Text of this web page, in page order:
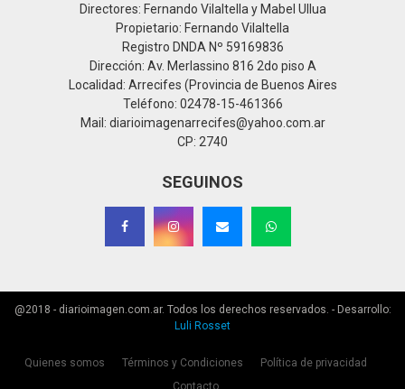
Directores: Fernando Vilaltella y Mabel Ullua
Propietario: Fernando Vilaltella
Registro DNDA Nº 59169836
Dirección: Av. Merlassino 816 2do piso A
Localidad: Arrecifes (Provincia de Buenos Aires
Teléfono: 02478-15-461366
Mail: diarioimagenarrecifes@yahoo.com.ar
CP: 2740
SEGUINOS
@2018 - diarioimagen.com.ar. Todos los derechos reservados. - Desarrollo:
Luli Rosset
Quienes somos Términos y Condiciones
Política de privacidad
Contacto